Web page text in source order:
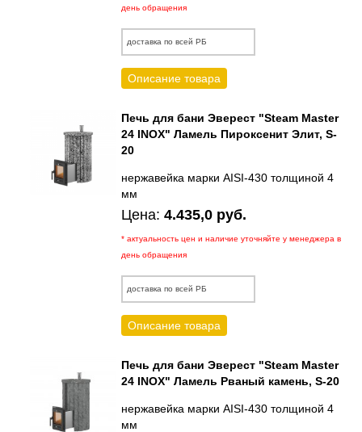
день обращения
доставка по всей РБ
Описание товара
Печь для бани Эверест "Steam Master
24 INOX" Ламель Пироксенит Элит, S-
20
нержавейка марки AISI-430 толщиной 4
мм
Цена: 4.435,0 руб.
* актуальность цен и наличие уточняйте у менеджера в
день обращения
доставка по всей РБ
Описание товара
Печь для бани Эверест "Steam Master
24 INOX" Ламель Рваный камень, S-20
нержавейка марки AISI-430 толщиной 4
мм